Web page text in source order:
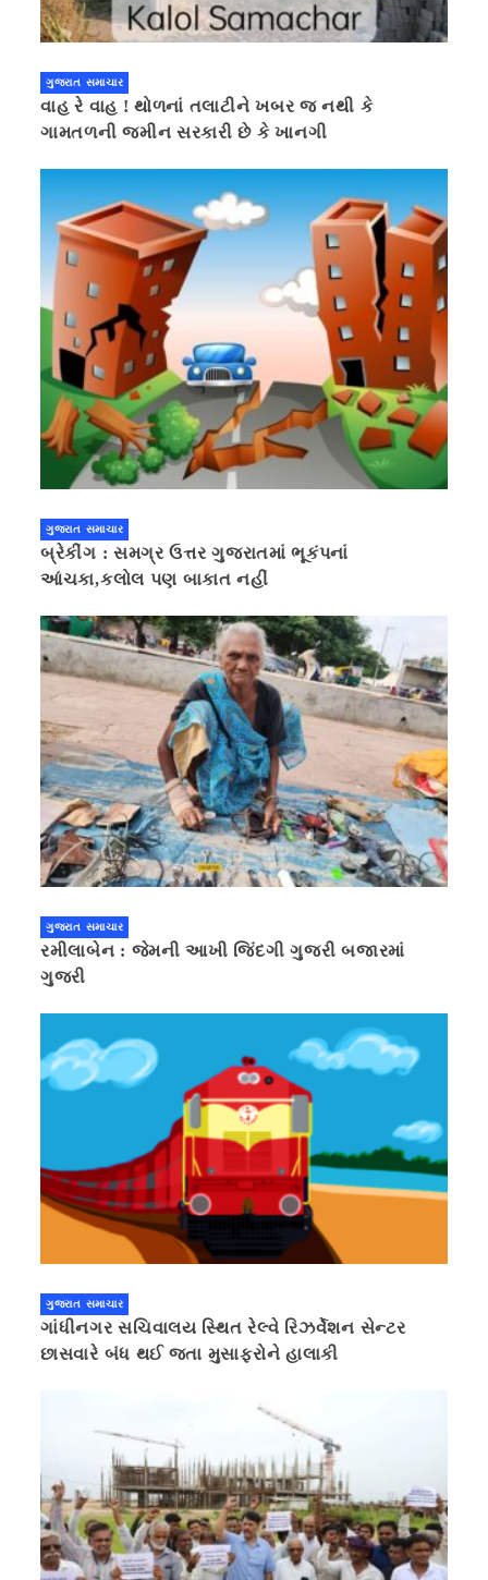
ગુજરાત સમાચાર
વાહ રે વાહ ! થોળનાં તલાટીને ખબર જ નથી કે
ગામતળની જમીન સરકારી છે કે ખાનગી
ગુજરાત સમાચાર
બ્રેકીંગ : સમગ્ર ઉત્તર ગુજરાતમાં ભૂકંપનાં
આંચકા,કલોલ પણ બાકાત નહીં
ગુજરાત સમાચાર
રમીલાબેન : જેમની આખી જિંદગી ગુજરી બજારમાં
ગુજરી
ગુજરાત સમાચાર
ગાંધીનગર સચિવાલય સ્થિત રેલ્વે રિઝર્વેશન સેન્ટર
છાસવારે બંધ થઈ જતા મુસાફરોને હાલાકી